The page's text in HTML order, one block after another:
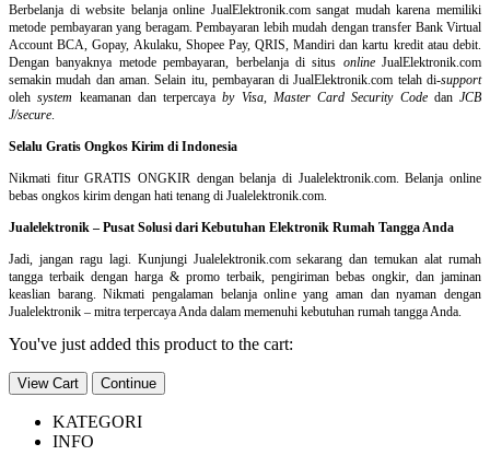
Berbelanja diwebsite belanja online JualElektronik.com sangat mudah karena memiliki
metode pembayaran yang beragam. Pembayaran lebih mudah dengan transfer Bank Virtual
Account BCA, Gopay, Akulaku, Shopee Pay, QRIS, Mandiri dan kartu kredit atau debit.
Dengan banyaknya metode pembayaran, berbelanja di situs onlineJualElektronik.com
semakin mudah dan aman. Selain itu, pembayaran di JualElektronik.com telah di-support
olehsystem keamanan dan terpercayaby Visa, Master Card Security Codedan JCB
J/secure.
Selalu Gratis Ongkos Kirim di Indonesia
Nikmati fitur GRATIS ONGKIR dengan belanja di Jualelektronik.com. Belanja online
bebas ongkos kirim dengan hati tenang di Jualelektronik.com.
Jualelektronik – Pusat Solusi dari Kebutuhan Elektronik Rumah Tangga Anda
Jadi, jangan ragu lagi. Kunjungi Jualelektronik.com sekarang dan temukan alat rumah
tangga terbaik dengan harga & promo terbaik, pengiriman bebas ongkir, dan jaminan
keaslian barang. Nikmati pengalaman belanja online yang aman dan nyaman dengan
Jualelektronik – mitra terpercaya Anda dalam memenuhi kebutuhan rumah tangga Anda.
You've just added this product to the cart:
View Cart Continue
KATEGORI
INFO